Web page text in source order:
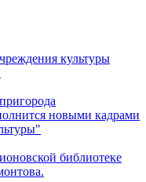
культуры
новыми кадрами
библиотеке